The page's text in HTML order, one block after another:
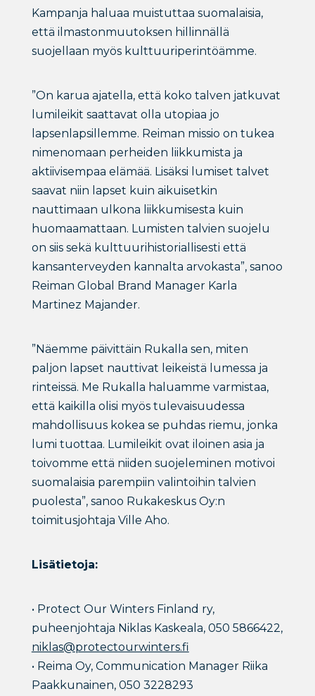
Kampanja haluaa muistuttaa suomalaisia,
että ilmastonmuutoksen hillinnällä
suojellaan myös kulttuuriperintöämme.
”On karua ajatella, että koko talven jatkuvat
lumileikit saattavat olla utopiaa jo
lapsenlapsillemme. Reiman missio on tukea
nimenomaan perheiden liikkumista ja
aktiivisempaa elämää. Lisäksi lumiset talvet
saavat niin lapset kuin aikuisetkin
nauttimaan ulkona liikkumisesta kuin
huomaamattaan. Lumisten talvien suojelu
on siis sekä kulttuurihistoriallisesti että
kansanterveyden kannalta arvokasta”, sanoo
Reiman Global Brand Manager Karla
Martinez Majander.
”Näemme päivittäin Rukalla sen, miten
paljon lapset nauttivat leikeistä lumessa ja
rinteissä. Me Rukalla haluamme varmistaa,
että kaikilla olisi myös tulevaisuudessa
mahdollisuus kokea se puhdas riemu, jonka
lumi tuottaa. Lumileikit ovat iloinen asia ja
toivomme että niiden suojeleminen motivoi
suomalaisia parempiin valintoihin talvien
puolesta”, sanoo Rukakeskus Oy:n
toimitusjohtaja Ville Aho.
Lisätietoja:
• Protect Our Winters Finland ry,
puheenjohtaja Niklas Kaskeala, 050 5866422,
niklas@protectourwinters.fi
• Reima Oy, Communication Manager Riika
Paakkunainen, 050 3228293